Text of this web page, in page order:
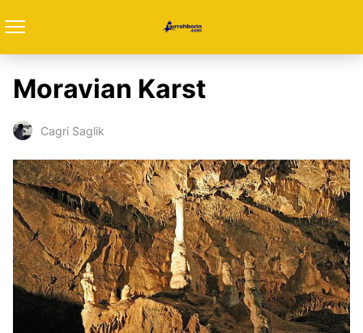
Moravian Karst
Cagri Saglik